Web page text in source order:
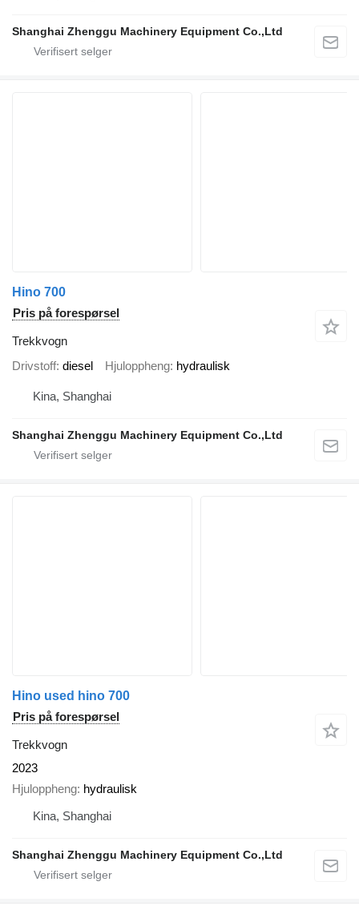
Shanghai Zhenggu Machinery Equipment Co.,Ltd
Hino 700
Pris på forespørsel
Trekkvogn
Drivstoff diesel Hjuloppheng hydraulisk
Kina, Shanghai
Shanghai Zhenggu Machinery Equipment Co.,Ltd
Hino used hino 700
Pris på forespørsel
Trekkvogn
2023
Hjuloppheng hydraulisk
Kina, Shanghai
Shanghai Zhenggu Machinery Equipment Co.,Ltd